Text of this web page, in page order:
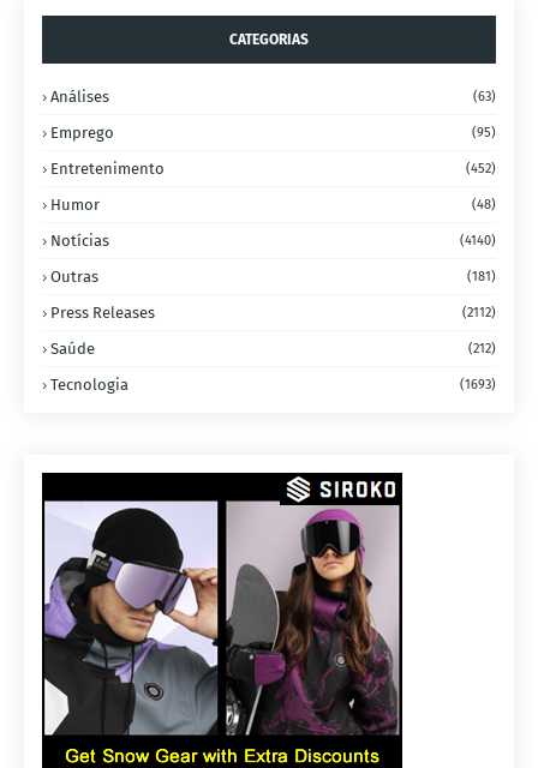
CATEGORIAS
Análises (63)
Emprego (95)
Entretenimento (452)
Humor (48)
Notícias (4140)
Outras (181)
Press Releases (2112)
Saúde (212)
Tecnologia (1693)